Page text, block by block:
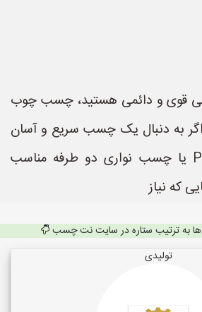
قوی و دائمی هستید، چسب چوب
به دنبال یک چسب سریع و آسان
هستید، چسب PVA یا چسب نواری دو طرفه مناسب
که نیاز
به ترتیب ستاره در سایت نت چسب
تولیدی